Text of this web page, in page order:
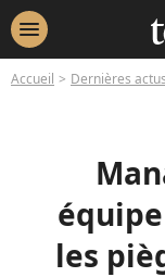
menu
Accueil Dernières actus
les